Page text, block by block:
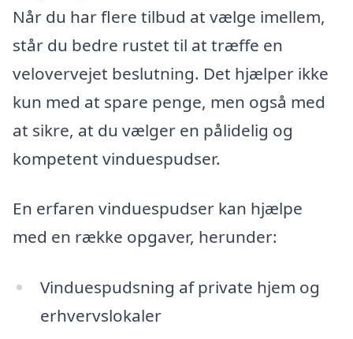
Når du har flere tilbud at vælge imellem,
står du bedre rustet til at træffe en
velovervejet beslutning. Det hjælper ikke
kun med at spare penge, men også med
at sikre, at du vælger en pålidelig og
kompetent vinduespudser.
En erfaren vinduespudser kan hjælpe
med en række opgaver, herunder:
Vinduespudsning af private hjem og
erhvervslokaler